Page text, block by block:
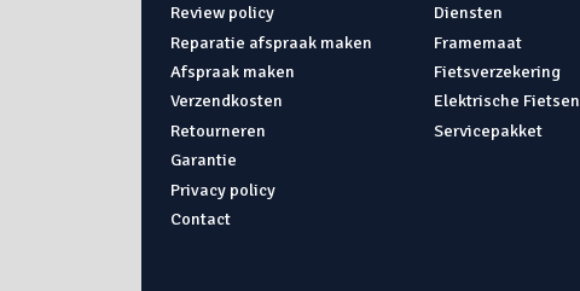
Review policy
Reparatie afspraak maken
Afspraak maken
Verzendkosten
Retourneren
Garantie
Privacy policy
Contact
Diensten
Framemaat
Fietsverzekering
Elektrische Fietsen
Servicepakket